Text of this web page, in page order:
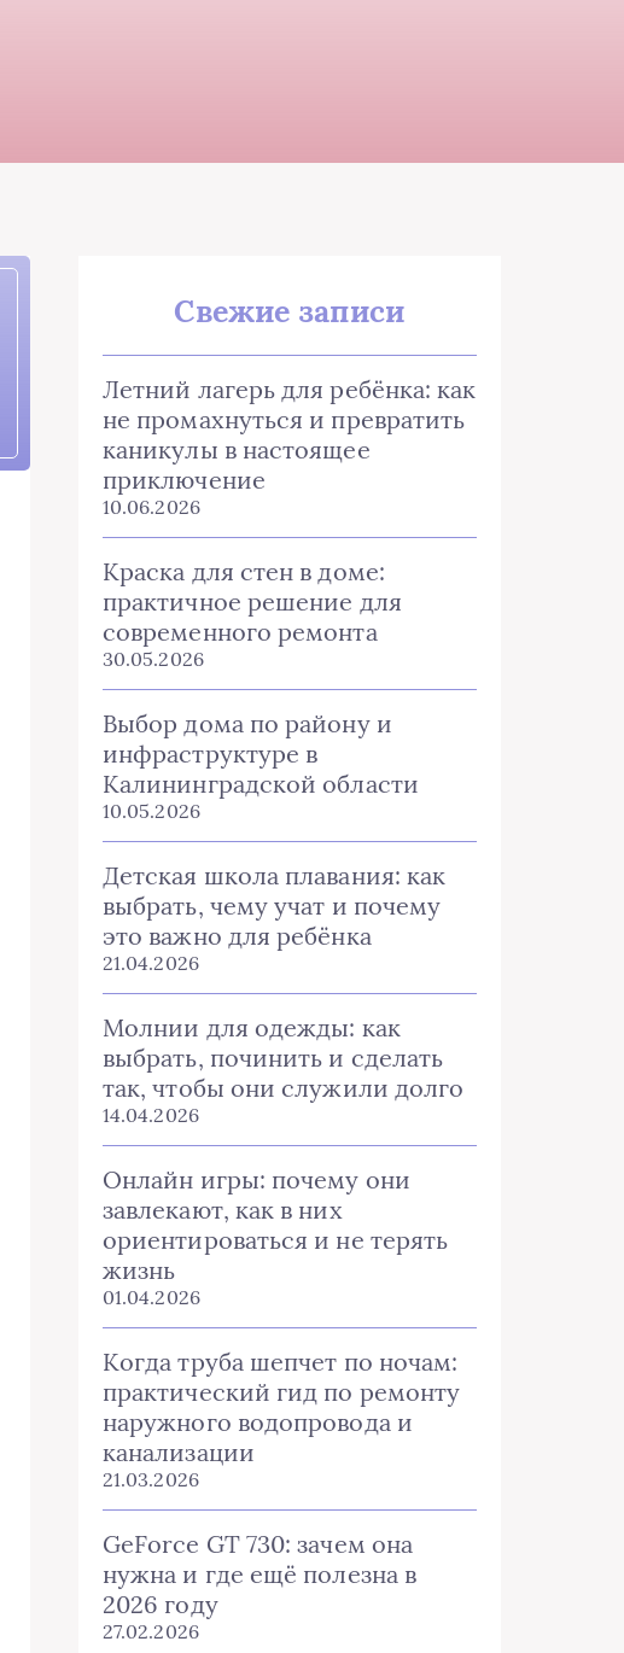
Свежие записи
Летний лагерь для ребёнка: как
не промахнуться и превратить
каникулы в настоящее
приключение
10.06.2026
Краска для стен в доме:
практичное решение для
современного ремонта
30.05.2026
Выбор дома по району и
инфраструктуре в
Калининградской области
10.05.2026
Детская школа плавания: как
выбрать, чему учат и почему
это важно для ребёнка
21.04.2026
Молнии для одежды: как
выбрать, починить и сделать
так, чтобы они служили долго
14.04.2026
Онлайн игры: почему они
завлекают, как в них
ориентироваться и не терять
жизнь
01.04.2026
Когда труба шепчет по ночам:
практический гид по ремонту
наружного водопровода и
канализации
21.03.2026
GeForce GT 730: зачем она
нужна и где ещё полезна в
2026 году
27.02.2026